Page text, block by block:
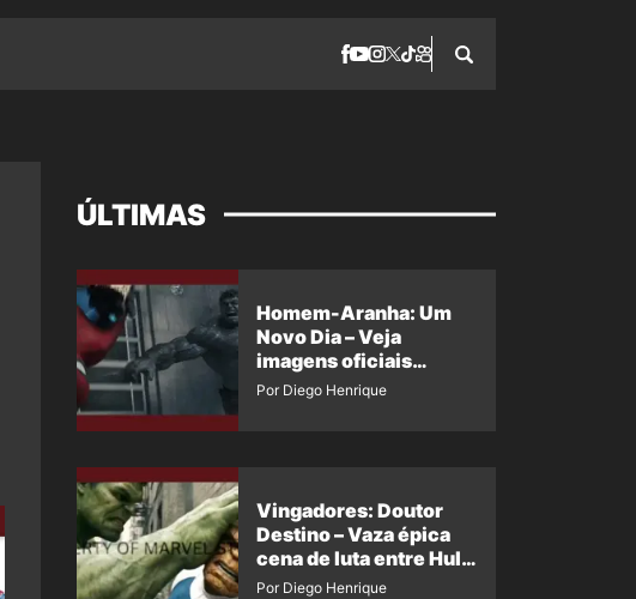
ÚLTIMAS
Homem-Aranha: Um
Novo Dia – Veja
imagens oficiais
descartadas do Hulk
Por Diego Henrique
Vingadores: Doutor
Destino – Vaza épica
cena de luta entre Hulk
e o Coisa
Por Diego Henrique